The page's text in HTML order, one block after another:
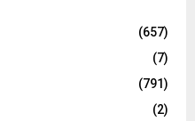
(657)
(7)
(791)
(2)